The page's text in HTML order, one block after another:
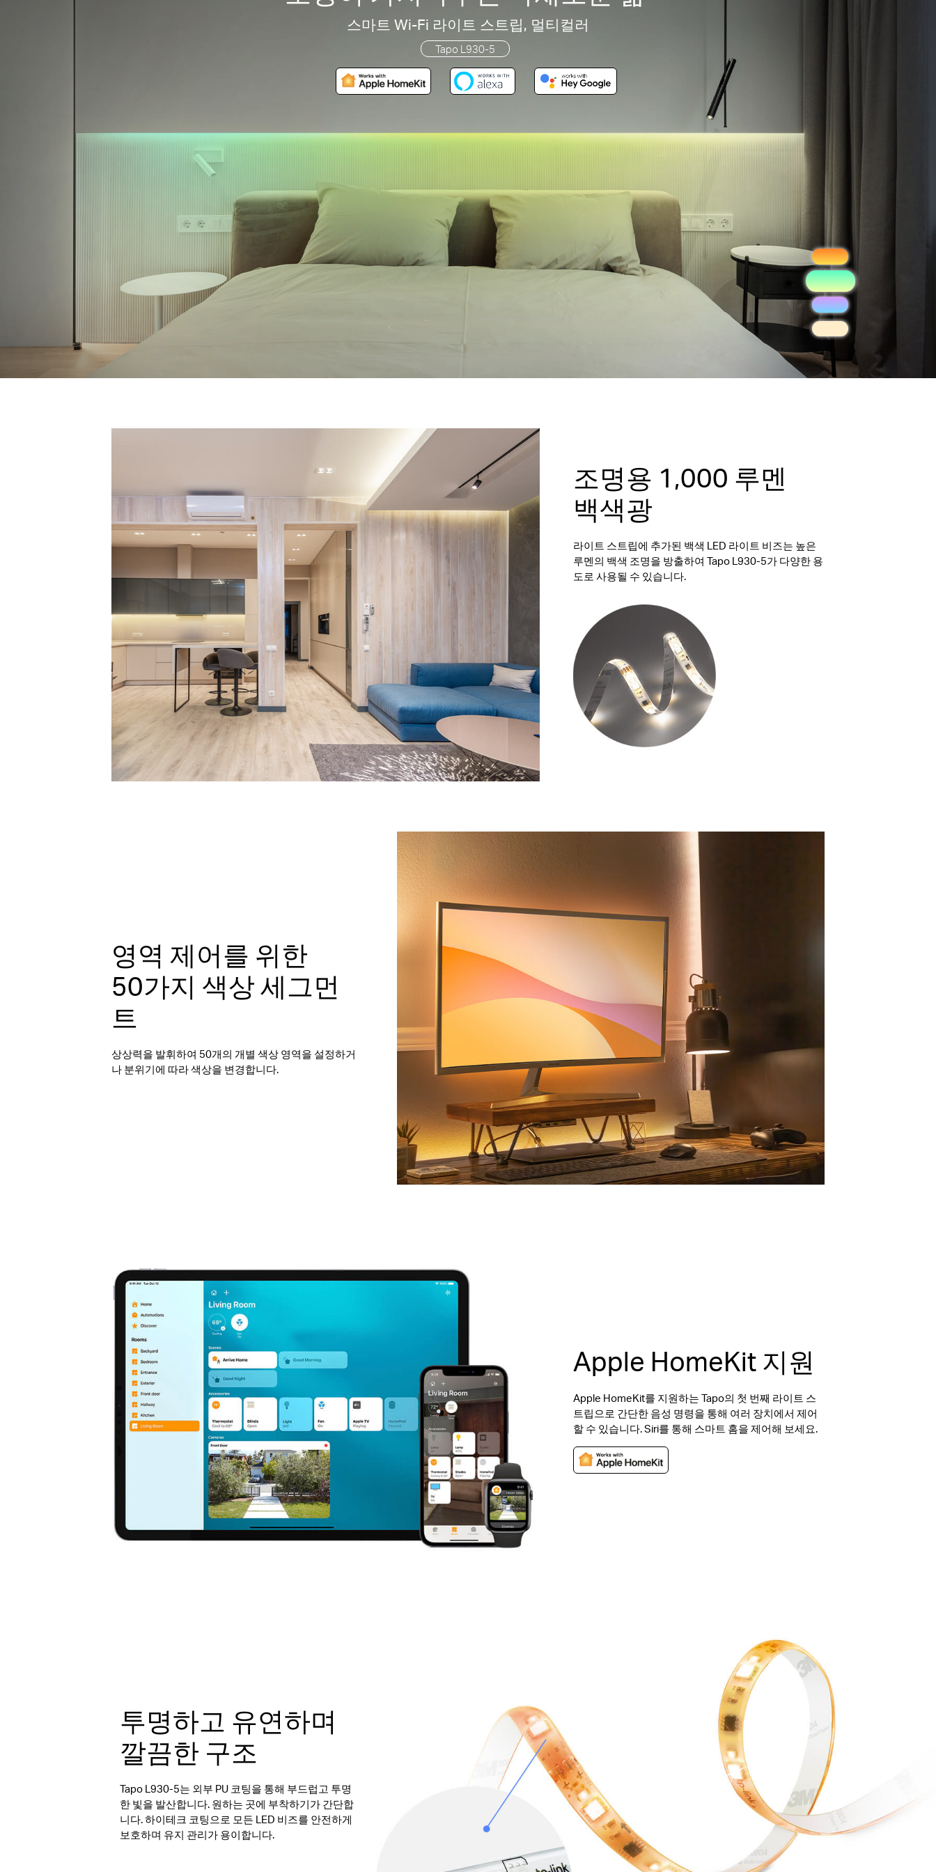
스마트 Wi-Fi 라이트 스트립, 멀티컬러
Tapo L930-5
조명용 1,000 루멘
백색광
라이트 스트립에 추가된 백색 LED 라이트 비즈는 높은
루멘의 백색 조명을 방출하여 Tapo L930-5가 다양한 용
도로 사용될 수 있습니다.
영역 제어를 위한
50가지 색상 세그먼
트
상상력을 발휘하여 50개의 개별 색상 영역을 설정하거
나 분위기에 따라 색상을 변경합니다.
Apple HomeKit 지원
Apple HomeKit를 지원하는 Tapo의 첫 번째 라이트 스
트립으로 간단한 음성 명령을 통해 여러 장치에서 제어
할 수 있습니다. Siri를 통해 스마트 홈을 제어해 보세요.
투명하고 유연하며
깔끔한 구조
Tapo L930-5는 외부 PU 코팅을 통해 부드럽고 투명
한 빛을 발산합니다. 원하는 곳에 부착하기가 간단합
니다. 하이테크 코팅으로 모든 LED 비즈를 안전하게
보호하며 유지 관리가 용이합니다.